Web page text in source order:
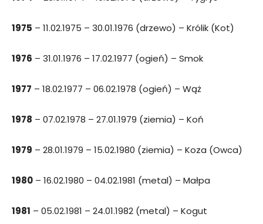
1975 – 11.02.1975 – 30.01.1976 (drzewo) – Królik (Kot)
1976 – 31.01.1976 – 17.02.1977 (ogień) – Smok
1977 – 18.02.1977 – 06.02.1978 (ogień) – Wąż
1978 – 07.02.1978 – 27.01.1979 (ziemia) – Koń
1979 – 28.01.1979 – 15.02.1980 (ziemia) – Koza (Owca)
1980 – 16.02.1980 – 04.02.1981 (metal) – Małpa
1981 – 05.02.1981 – 24.01.1982 (metal) – Kogut